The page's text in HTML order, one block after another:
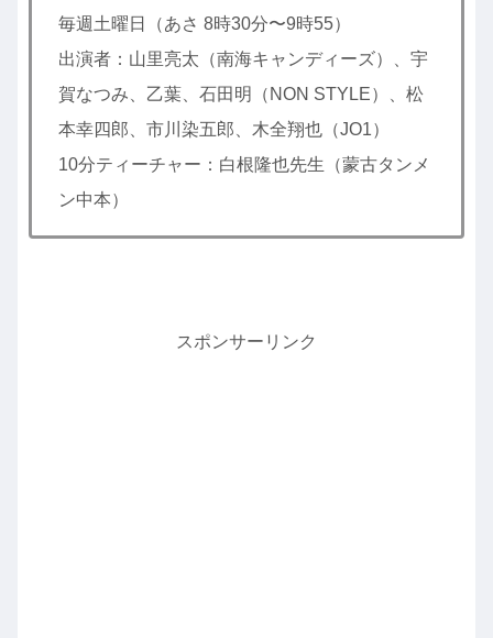
毎週土曜日（あさ 8時30分〜9時55）
出演者：山里亮太（南海キャンディーズ）、宇
賀なつみ、乙葉、石田明（NON STYLE）、松
本幸四郎、市川染五郎、木全翔也（JO1）
10分ティーチャー：白根隆也先生（蒙古タンメ
ン中本）
スポンサーリンク